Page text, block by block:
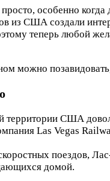
особенно когда
из США создали
теперь любой
можно
США
Las Vegas
поездов,
домой.